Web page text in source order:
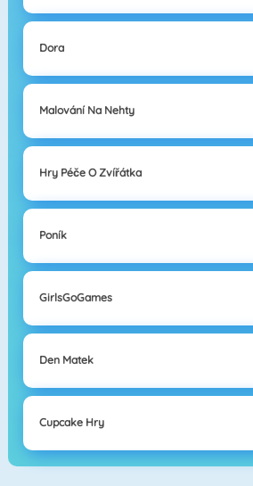
Dora
Malování Na Nehty
Hry Péče O Zvířátka
Poník
GirlsGoGames
Den Matek
Cupcake Hry